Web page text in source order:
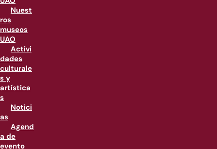
Nuest
ros
museos
UAO
Activi
dades
culturale
s y
artística
s
Notici
as
Agend
a de
evento